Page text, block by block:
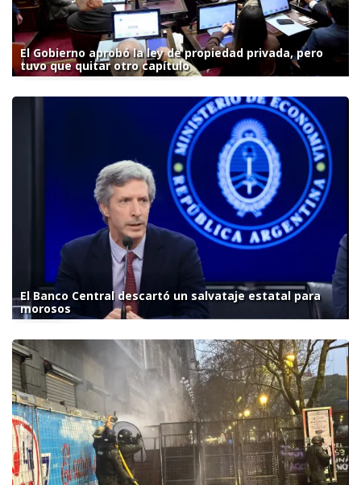
El Gobierno aprobó la ley de propiedad privada, pero
tuvo que quitar otro capítulo
El Banco Central descartó un salvataje estatal para
morosos